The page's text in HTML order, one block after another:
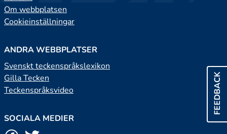
FEEDBACK
Om webbplatsen
Cookieinställningar
ANDRA WEBBPLATSER
Svenskt teckenspråkslexikon
Gilla Tecken
Teckenspråksvideo
SOCIALA MEDIER